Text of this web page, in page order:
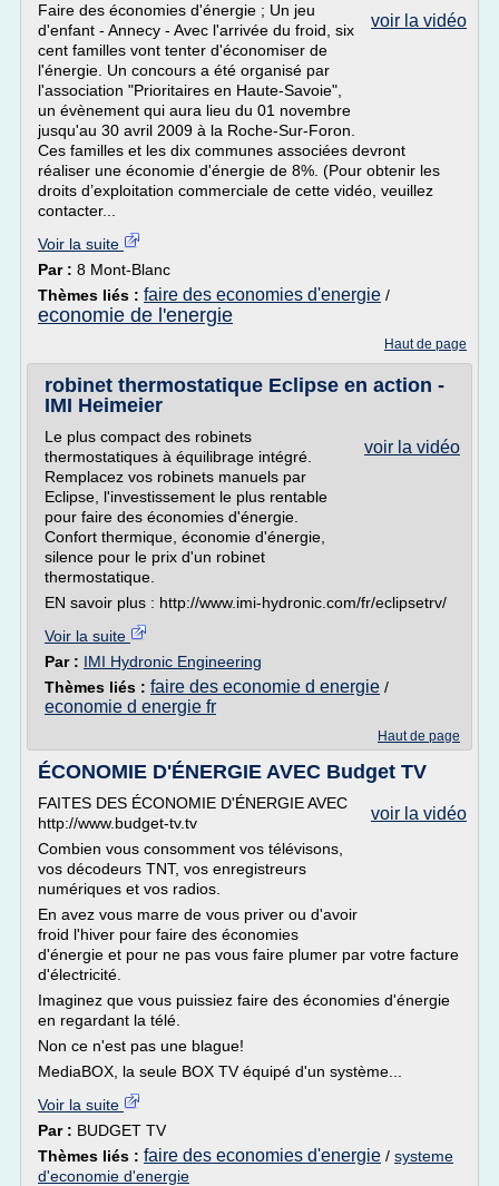
voir la vidéo
Faire des économies d'énergie ; Un jeu
d'enfant - Annecy - Avec l'arrivée du froid, six
cent familles vont tenter d'économiser de
l'énergie. Un concours a été organisé par
l'association "Prioritaires en Haute-Savoie",
un évènement qui aura lieu du 01 novembre
jusqu'au 30 avril 2009 à la Roche-Sur-Foron.
Ces familles et les dix communes associées devront
réaliser une économie d'énergie de 8%. (Pour obtenir les
droits d’exploitation commerciale de cette vidéo, veuillez
contacter...
Voir la suite
Par : 8 Mont-Blanc
Thèmes liés : faire des economies d'energie /
economie de l'energie
Haut de page
robinet thermostatique Eclipse en action -
IMI Heimeier
voir la vidéo
Le plus compact des robinets
thermostatiques à équilibrage intégré.
Remplacez vos robinets manuels par
Eclipse, l'investissement le plus rentable
pour faire des économies d'énergie.
Confort thermique, économie d'énergie,
silence pour le prix d'un robinet
thermostatique.
EN savoir plus : http://www.imi-hydronic.com/fr/eclipsetrv/
Voir la suite
Par : IMI Hydronic Engineering
Thèmes liés : faire des economie d energie /
economie d energie fr
Haut de page
ÉCONOMIE D'ÉNERGIE AVEC Budget TV
voir la vidéo
FAITES DES ÉCONOMIE D'ÉNERGIE AVEC
http://www.budget-tv.tv
Combien vous consomment vos télévisons,
vos décodeurs TNT, vos enregistreurs
numériques et vos radios.
En avez vous marre de vous priver ou d'avoir
froid l'hiver pour faire des économies
d'énergie et pour ne pas vous faire plumer par votre facture
d'électricité.
Imaginez que vous puissiez faire des économies d'énergie
en regardant la télé.
Non ce n'est pas une blague!
MediaBOX, la seule BOX TV équipé d'un système...
Voir la suite
Par : BUDGET TV
Thèmes liés : faire des economies d'energie / systeme
d'economie d'energie